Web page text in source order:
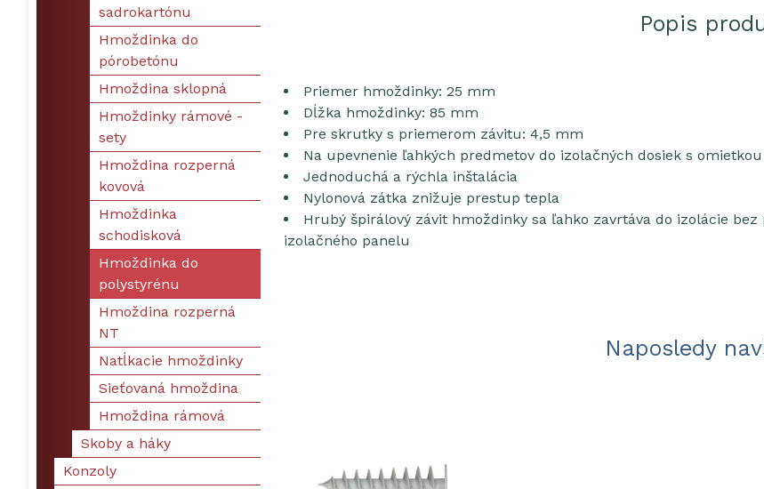
Popis
Priemer hmoždinky: 25 mm
Dĺžka hmoždinky: 85 mm
Pre skrutky s priemerom závitu: 4,5 mm
Na upevnenie ľahkých predmetov do izolačných dosiek s
Jednoduchá a rýchla inštalácia
Nylonová zátka znižuje prestup tepla
Hrubý špirálový závit hmoždinky sa ľahko zavrtáva do izolácie bez
izolačného panelu
Naposledy
sadrokartónu
Hmoždinka do
pórobetónu
Hmoždina sklopná
Hmoždinky rámové -
sety
Hmoždina rozperná
kovová
Hmoždinka
schodisková
Hmoždinka do
polystyrénu
Hmoždina rozperná
NT
Natĺkacie hmoždinky
Sieťovaná hmoždina
Hmoždina rámová
Skoby a háky
Konzoly